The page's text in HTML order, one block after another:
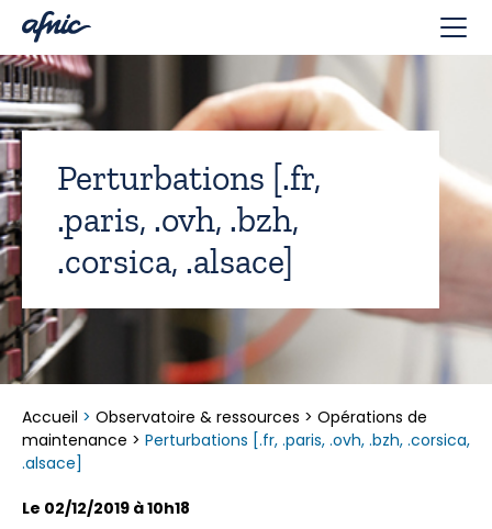
Perturbations [.fr,
.paris, .ovh, .bzh,
.corsica, .alsace]
Accueil > Observatoire & ressources > Opérations de
maintenance > Perturbations [.fr, .paris, .ovh, .bzh, .corsica,
.alsace]
Le 02/12/2019 à 10h18
Panneau de gestion des cookies